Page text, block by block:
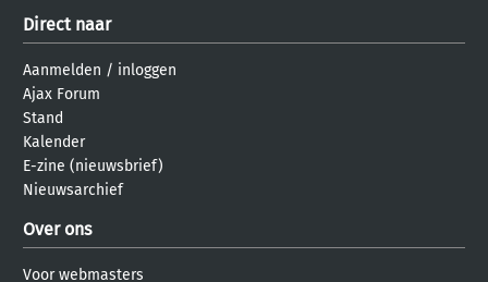
Direct naar
Aanmelden / inloggen
Ajax Forum
Stand
Kalender
E-zine (nieuwsbrief)
Nieuwsarchief
Over ons
Voor webmasters